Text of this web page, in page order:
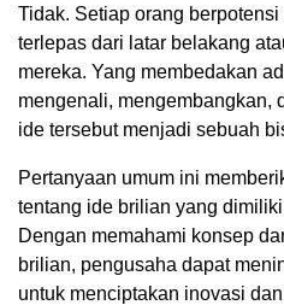
Tidak. Setiap orang
terlepas dari latar belakang
mereka. Yang membedakan
mengenali, mengembangkan,
ide tersebut menjadi sebuah
Pertanyaan umum ini
tentang ide brilian yang
Dengan memahami konsep
brilian, pengusaha dapat
untuk menciptakan inovasi